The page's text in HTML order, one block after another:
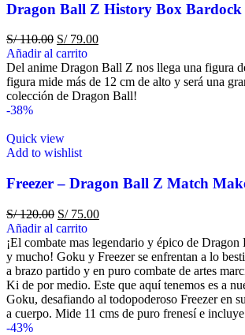
Dragon Ball Z History Box Bardock
S/110.00 S/79.00
Añadir al carrito
Del anime Dragon Ball Z nos llega una figura
figura mide más de 12 cm de alto y será una
colección de Dragon Ball!
-38%
Quick view
Add to wishlist
Freezer – Dragon Ball Z Match
S/120.00 S/75.00
Añadir al carrito
¡El combate mas legendario y épico de
y mucho! Goku y Freezer se enfrentan a lo
a brazo partido y en puro combate de artes
Ki de por medio. Este que aquí tenemos es a
Goku, desafiando al todopoderoso Freezer en
a cuerpo. Mide 11 cms de puro frenesí e
-43%